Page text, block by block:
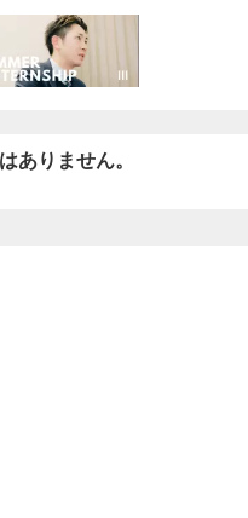
ありません。